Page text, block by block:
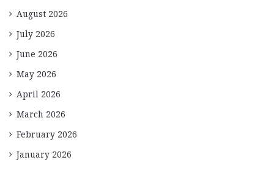
August 2026
July 2026
June 2026
May 2026
April 2026
March 2026
February 2026
January 2026